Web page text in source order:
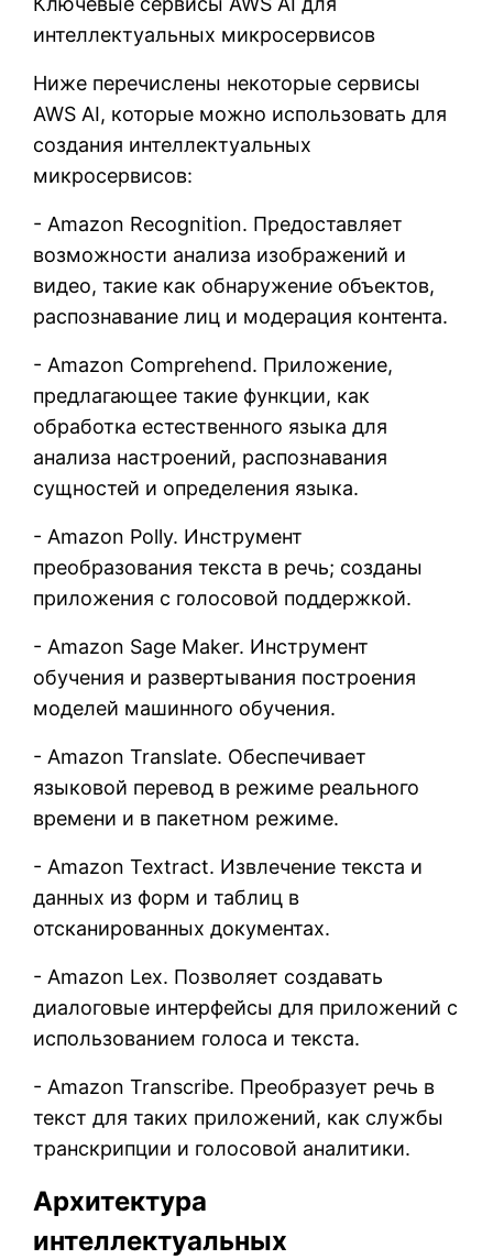
интеллектуальных микросервисов
Ниже перечислены некоторые сервисы
AWS AI, которые можно использовать для
создания интеллектуальных
микросервисов:
- Amazon Recognition. Предоставляет
возможности анализа изображений и
видео, такие как обнаружение объектов,
распознавание лиц и модерация контента.
- Amazon Comprehend. Приложение,
предлагающее такие функции, как
обработка естественного языка для
анализа настроений, распознавания
сущностей и определения языка.
- Amazon Polly. Инструмент
преобразования текста в речь; созданы
приложения с голосовой поддержкой.
- Amazon Sage Maker. Инструмент
обучения и развертывания построения
моделей машинного обучения.
- Amazon Translate. Обеспечивает
языковой перевод в режиме реального
времени и в пакетном режиме.
- Amazon Textract. Извлечение текста и
данных из форм и таблиц в
отсканированных документах.
- Amazon Lex. Позволяет создавать
диалоговые интерфейсы для приложений с
использованием голоса и текста.
- Amazon Transcribe. Преобразует речь в
текст для таких приложений, как службы
транскрипции и голосовой аналитики.
Архитектура
интеллектуальных